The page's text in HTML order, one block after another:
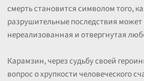
смерть становится символом того,
разрушительные последствия
нереализованная и отвергнутая
Карамзин, через судьбу своей
вопрос о хрупкости человеческого